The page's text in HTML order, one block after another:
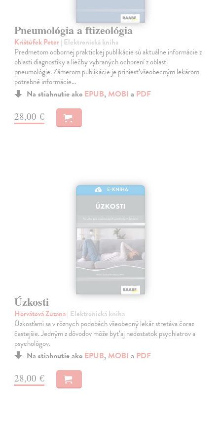
Pneumológia a ftizeológia
Krištúfek Peter| Elektronická kniha
Predmetom odbornej praktickej publikácie sú aktuálne informácie z
oblasti diagnostiky a liečby vybraných ochorení z oblasti
pneumológie. Zámerom publikácie je priniesť všeobecným lekárom
potrebné informácie…
Na stiahnutie ako EPUB, MOBI a PDF
28,00 €
E-KNIHA
Úzkosti
Horvátová Zuzana| Elektronická kniha
Úzkosťami sa v rôznych podobách všeobecný lekár stretáva čoraz
častejšie. Jedným z dôvodov môže byť aj nedostatok psychiatrov a
psychológov.
Na stiahnutie ako EPUB, MOBI a PDF
28,00 €